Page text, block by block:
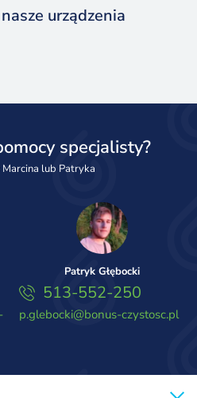
urządzenia
specjalisty?
lub Patryka
Patryk Głębocki
513-552-250
p.glebocki@bonus-czystosc.pl